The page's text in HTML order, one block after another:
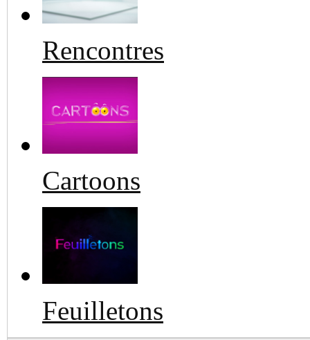
Rencontres
Cartoons
Feuilletons